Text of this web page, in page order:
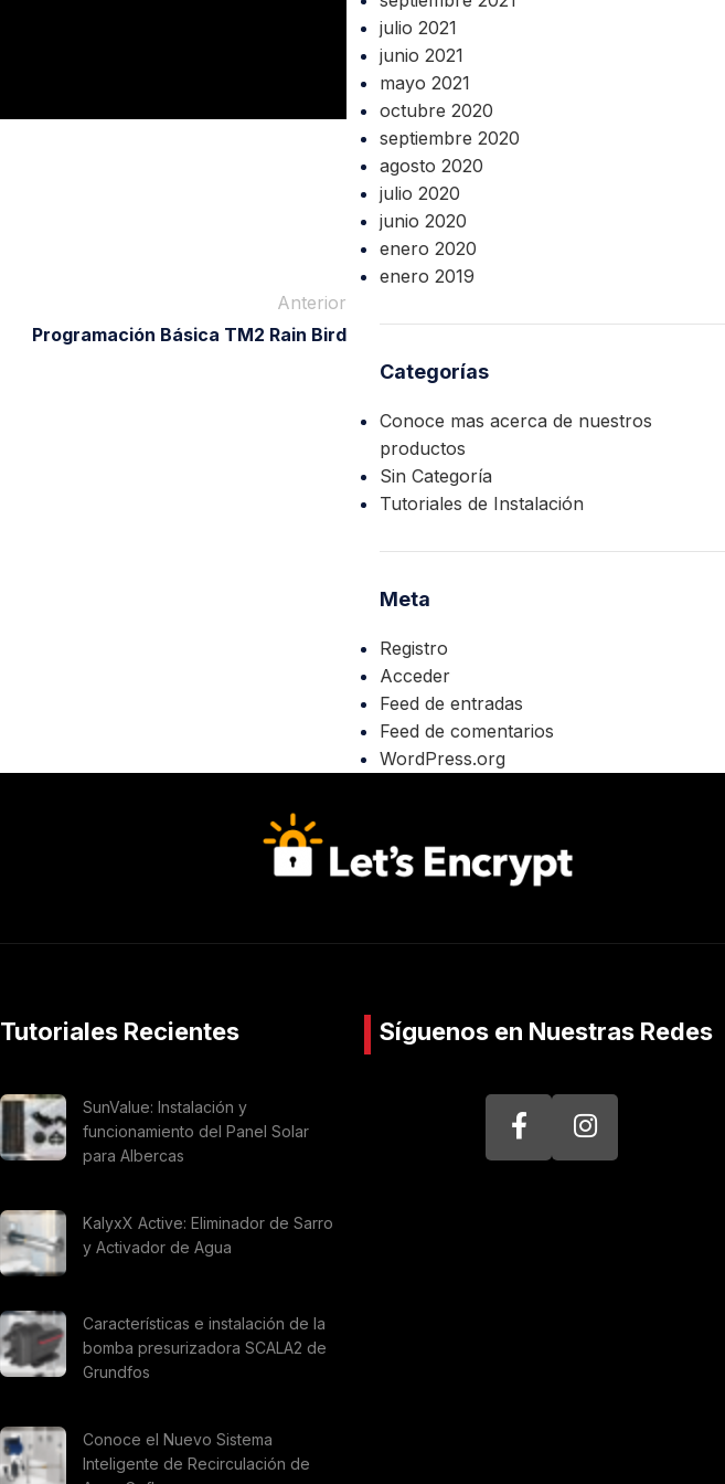
Anterior
Programación Básica TM2 Rain Bird
julio 2021
junio 2021
mayo 2021
octubre 2020
septiembre 2020
agosto 2020
julio 2020
junio 2020
enero 2020
enero 2019
Categorías
Conoce mas acerca de nuestros
productos
Sin Categoría
Tutoriales de Instalación
Meta
Registro
Acceder
Feed de entradas
Feed de comentarios
WordPress.org
Tutoriales Recientes
SunValue: Instalación y
funcionamiento del Panel Solar
para Albercas
KalyxX Active: Eliminador de Sarro
y Activador de Agua
Características e instalación de la
bomba presurizadora SCALA2 de
Grundfos
Conoce el Nuevo Sistema
Inteligente de Recirculación de
Síguenos en Nuestras Redes